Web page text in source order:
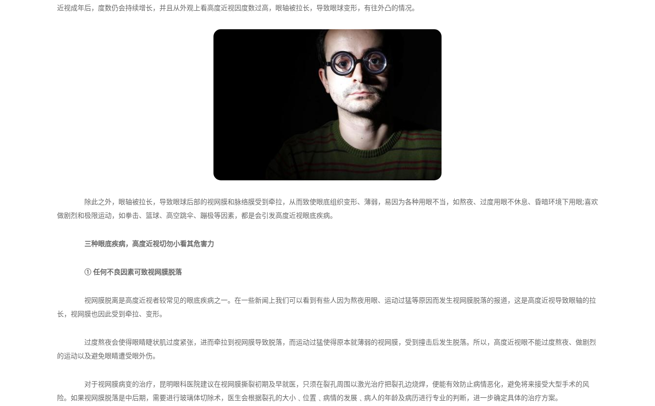
近视成年后，度数仍会持续增长，并且从外观上看高度近视因度数过高，眼轴被拉长，导致眼球变形，有往外凸的情况。
除此之外，眼轴被拉长，导致眼球后部的视网膜和脉络膜受到牵拉，从而致使眼底组织变形、薄弱，易因为各种用眼不当，如熬夜、过度用眼不休息、昏暗环境下用眼;喜欢
做剧烈和极限运动，如拳击、篮球、高空跳伞、蹦极等因素，都是会引发高度近视眼底疾病。
三种眼底疾病，高度近视切勿小看其危害力
① 任何不良因素可致视网膜脱落
视网膜脱离是高度近视者较常见的眼底疾病之一。在一些新闻上我们可以看到有些人因为熬夜用眼、运动过猛等原因而发生视网膜脱落的报道，这是高度近视导致眼轴的拉
长，视网膜也因此受到牵拉、变形。
过度熬夜会使得眼睛睫状肌过度紧张，进而牵拉到视网膜导致脱落，而运动过猛使得原本就薄弱的视网膜，受到撞击后发生脱落。所以，高度近视眼不能过度熬夜、做剧烈
的运动以及避免眼睛遭受眼外伤。
对于视网膜病变的治疗，昆明眼科医院建议在视网膜撕裂初期及早就医，只须在裂孔周围以激光治疗把裂孔边烧焊，便能有效防止病情恶化，避免将来接受大型手术的风
险。如果视网膜脱落是中后期，需要进行玻璃体切除术，医生会根据裂孔的大小﹑位置﹑病情的发展﹑病人的年龄及病历进行专业的判断，进一步确定具体的治疗方案。